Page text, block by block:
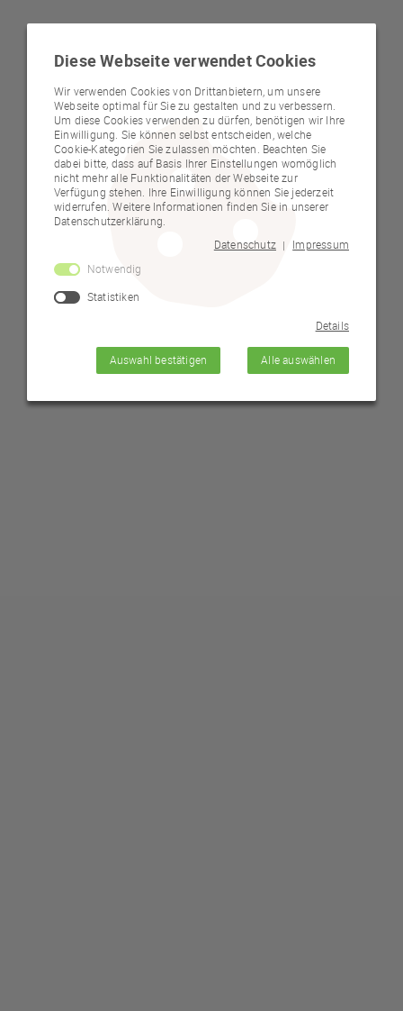
Diese Webseite verwendet Cookies
Wir verwenden Cookies von Drittanbietern, um unsere
Webseite optimal für Sie zu gestalten und zu verbessern.
Um diese Cookies verwenden zu dürfen, benötigen wir Ihre
Einwilligung. Sie können selbst entscheiden, welche
Cookie-Kategorien Sie zulassen möchten. Beachten Sie
dabei bitte, dass auf Basis Ihrer Einstellungen womöglich
nicht mehr alle Funktionalitäten der Webseite zur
Verfügung stehen. Ihre Einwilligung können Sie jederzeit
widerrufen. Weitere Informationen finden Sie in unserer
Datenschutzerklärung.
Auswahl bestätigen Alle auswählen
Datenschutz | Impressum
Notwendig
Statistiken
Details